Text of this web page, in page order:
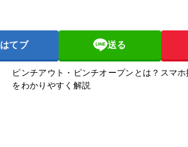
はてブ 送る
ピンチアウト・ピンチオープンとは？スマ
をわかりやすく解説